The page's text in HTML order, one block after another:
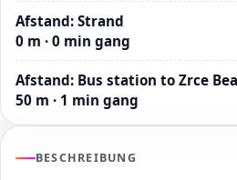
Afstand: Strand
0 m · 0 min gang
Afstand: Bus station to Zrce
50 m · 1 min gang
BESCHREIBUNG